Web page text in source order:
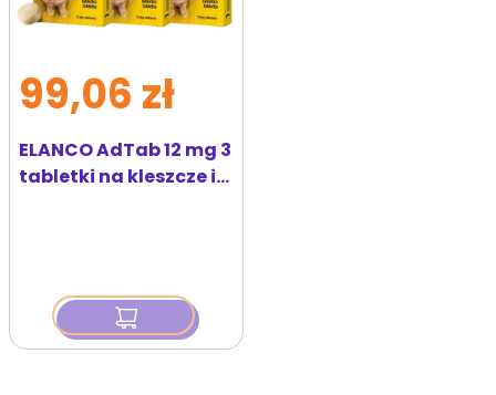
ELANCO AdTab 12 mg 3
tabletki na kleszcze i
99,06 zł